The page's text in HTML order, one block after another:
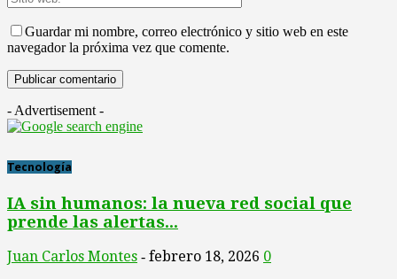
Guardar mi nombre, correo electrónico y sitio web en este
navegador la próxima vez que comente.
- Advertisement -
Tecnología
IA sin humanos: la nueva red social que
prende las alertas...
Juan Carlos Montes - febrero 18, 2026 0